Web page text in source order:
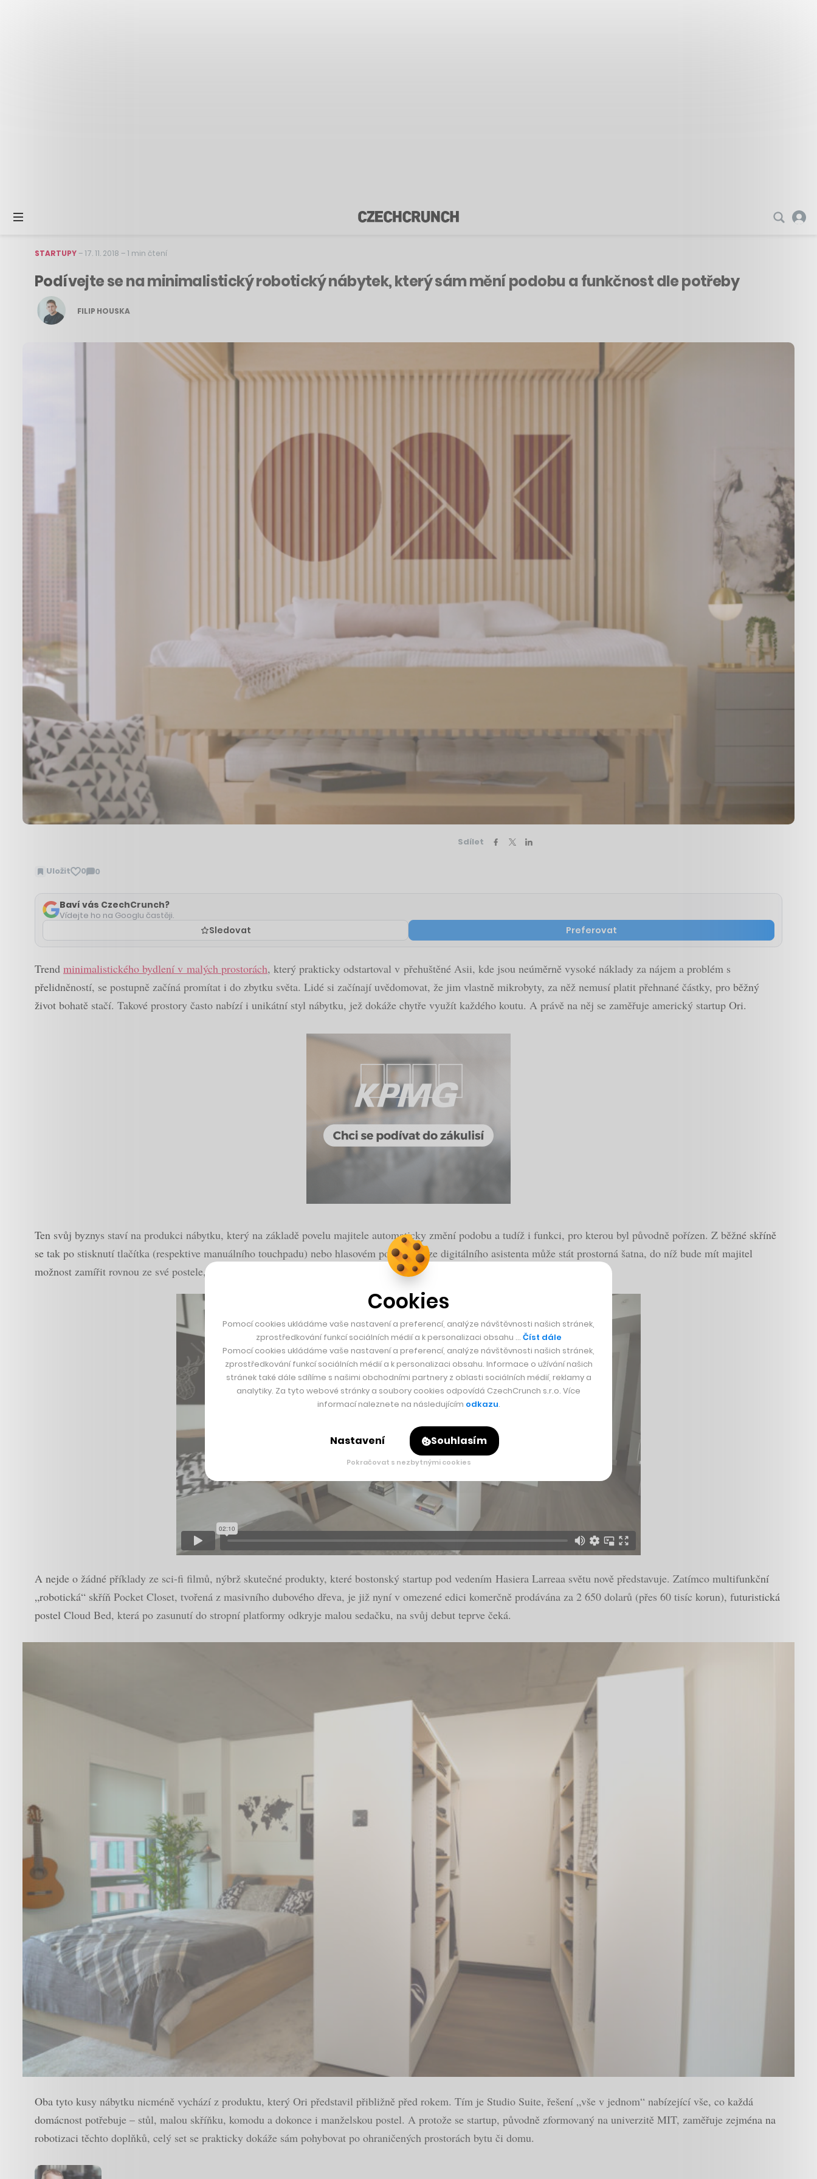
STARTUPY–17. 11. 2018 –1 min čtení
Podívejte se na minimalistický robotický nábytek, který sám mění podobu a funkčnost dle potřeby
FILIP HOUSKA
Sdílet
Uložit 0 0
Zobrazit
Baví vás CzechCrunch?
Vídejte ho na Googlu častěji.
Sledovat Preferovat
Trend minimalistického bydlení v malých prostorách, který prakticky odstartoval v přehuštěné Asii, kde jsou neúměrně vysoké náklady za nájem a problém s
přelidněností, se postupně začíná promítat i do zbytku světa. Lidé si začínají uvědomovat, že jim vlastně mikrobyty, za něž nemusí platit přehnané částky, pro běžný
život bohatě stačí. Takové prostory často nabízí i unikátní styl nábytku, jež dokáže chytře využít každého koutu. A právě na něj se zaměřuje americký startup Ori.
Ten svůj byznys staví na produkci nábytku, který na základě povelu majitele automaticky změní podobu a tudíž i funkci, pro kterou byl původně pořízen. Z běžné skříně
se tak po stisknutí tlačítka (respektive manuálního touchpadu) nebo hlasovém pokynu skrze digitálního asistenta může stát prostorná šatna, do níž bude mít majitel
možnost zamířit rovnou ze své postele, která mu před spánkem vyjela ze stropu.
A nejde o žádné příklady ze sci-fi filmů, nýbrž skutečné produkty, které bostonský startup pod vedením Hasiera Larreaa světu nově představuje. Zatímco multifunkční
„robotická“ skříň Pocket Closet, tvořená z masivního dubového dřeva, je již nyní v omezené edici komerčně prodávána za 2 650 dolarů (přes 60 tisíc korun), futuristická
postel Cloud Bed, která po zasunutí do stropní platformy odkryje malou sedačku, na svůj debut teprve čeká.
Oba tyto kusy nábytku nicméně vychází z produktu, který Ori představil přibližně před rokem. Tím je Studio Suite, řešení „vše v jednom“ nabízející vše, co každá
domácnost potřebuje – stůl, malou skříňku, komodu a dokonce i manželskou postel. A protože se startup, původně zformovaný na univerzitě MIT, zaměřuje zejména na
robotizaci těchto doplňků, celý set se prakticky dokáže sám pohybovat po ohraničených prostorách bytu či domu.
Cookies
Pomocí cookies ukládáme vaše nastavení a preferencí, analýze návštěvnosti našich stránek,
zprostředkování funkcí sociálních médií a k personalizaci obsahu … Číst dále
Pomocí cookies ukládáme vaše nastavení a preferencí, analýze návštěvnosti našich stránek,
zprostředkování funkcí sociálních médií a k personalizaci obsahu. Informace o užívání našich
stránek také dále sdílíme s našimi obchodními partnery z oblasti sociálních médií, reklamy a
analytiky. Za tyto webové stránky a soubory cookies odpovídá CzechCrunch s.r.o. Více
informací naleznete na následujícím odkazu.
Nastavení Souhlasím
Pokračovat s nezbytnými cookies